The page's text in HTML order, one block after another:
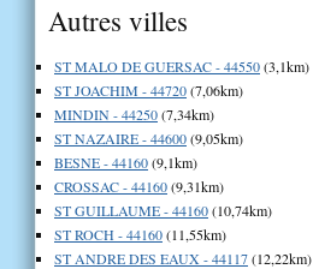
Autres villes
ST MALO DE GUERSAC - 44550(3,1km)
ST JOACHIM - 44720(7,06km)
MINDIN - 44250(7,34km)
ST NAZAIRE - 44600(9,05km)
BESNE - 44160(9,1km)
CROSSAC - 44160(9,31km)
ST GUILLAUME - 44160(10,74km)
ST ROCH - 44160(11,55km)
ST ANDRE DES EAUX - 44117(12,22km)